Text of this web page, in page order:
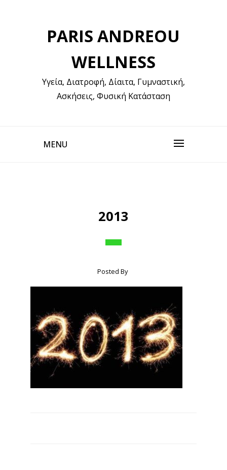
PARIS ANDREOU
WELLNESS
Υγεία, Διατροφή, Δίαιτα, Γυμναστική,
Ασκήσεις, Φυσική Κατάσταση
MENU
2013
Posted By